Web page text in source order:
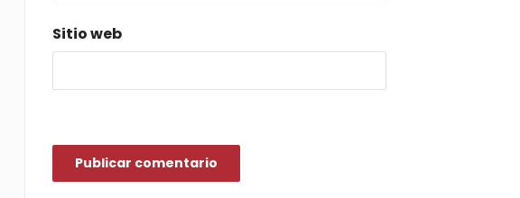
Sitio web